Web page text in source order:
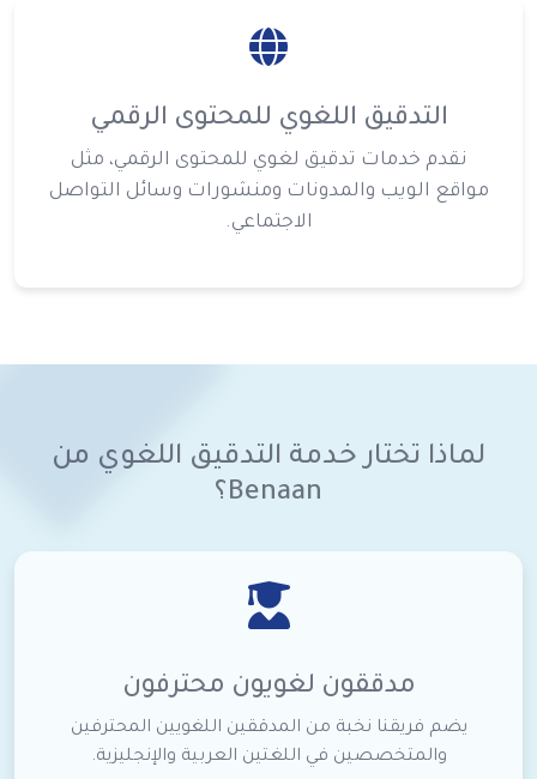
التدقيق اللغوي للمحتوى الرقمي
نقدم خدمات تدقيق لغوي للمحتوى الرقمي، مثل
مواقع الويب والمدونات ومنشورات وسائل التواصل
الاجتماعي.
لماذا تختار خدمة التدقيق اللغوي من
Benaan؟
مدققون لغويون محترفون
يضم فريقنا نخبة من المدققين اللغويين المحترفين
والمتخصصين في اللغتين العربية والإنجليزية.